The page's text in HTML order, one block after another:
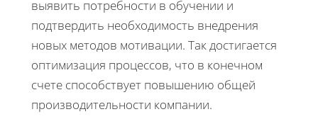
выявить потребности в обучении и
подтвердить необходимость внедрения
новых методов мотивации. Так достигается
оптимизация процессов, что в конечном
счете способствует повышению общей
производительности компании.